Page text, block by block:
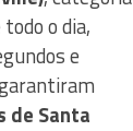
o dia,
e
de Santa